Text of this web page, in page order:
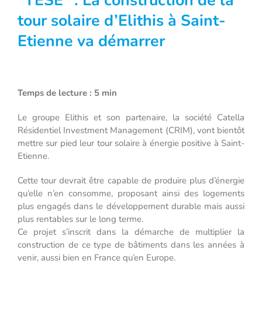
tour solaire d’Elithis à Saint-
Etienne va démarrer
Temps de lecture : 5 min
Le groupe Elithis et son partenaire, la société Catella
Résidentiel Investment Management (CRIM), vont bientôt
mettre sur pied leur tour solaire à énergie positive à Saint-
Etienne.
Cette tour devrait être capable de produire plus d’énergie
qu’elle n’en consomme, proposant ainsi des logements
plus engagés dans le développement durable mais aussi
plus rentables sur le long terme.
Ce projet s’inscrit dans la démarche de multiplier la
construction de ce type de bâtiments dans les années à
venir, aussi bien en France qu’en Europe.